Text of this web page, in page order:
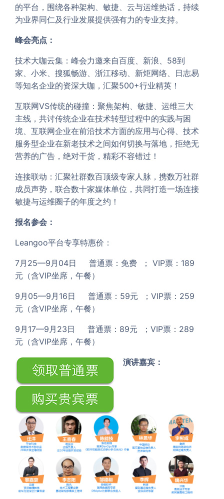
的平台，围绕各种架构、敏捷、云与运维热话，持续
为业界同仁及行业发展提供强有力的专业支持。
峰会亮点：
技术大咖云集：峰会力邀来自百度、新浪、58到
家、小米、搜狐畅游、浙江移动、新炬网络、日志易
等知名企业的资深大咖，汇聚500+行业精英！
互联网VS传统的碰撞：聚焦架构、敏捷、运维三大
主线，共讨传统企业在技术转型过程中的实践与困
境、互联网企业在前沿技术方面的应用与心得、技术
服务型企业在新老技术之间如何切换与落地，拒绝无
营养的广告，绝对干货，精彩不容错过！
连接联动：汇聚社群数百顶级专家人脉，携数万社群
成员声势，联合数十家媒体单位，共同打造一场连接
敏捷与运维圈子的年度之约！
报名参会：
Leangoo平台专享特惠价：
7月25—9月04日 普通票：免费 ； VIP票：189
元（含VIP坐席，午餐）
9月05—9月16日 普通票：59元 ；VIP票：259
元（含VIP坐席，午餐）
9月17—9月23日 普通票：89元 ；VIP票：289
元（含VIP坐席，午餐）
演讲嘉宾：